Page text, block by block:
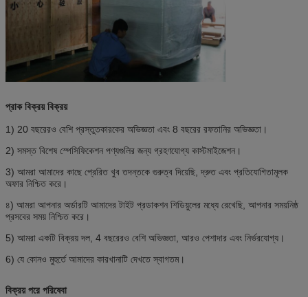
প্রাক বিক্রয় বিক্রয়
1) 20 বছরেরও বেশি প্রস্তুতকারকের অভিজ্ঞতা এবং 8 বছরের রফতানির অভিজ্ঞতা।
2) সমস্ত বিশেষ স্পেসিফিকেশন পণ্যগুলির জন্য গ্রহণযোগ্য কাস্টমাইজেশন।
3) আমরা আমাদের কাছে প্রেরিত খুব তদন্তকে গুরুত্ব দিয়েছি, দ্রুত এবং প্রতিযোগিতামূলক
অফার নিশ্চিত করে।
৪) আমরা আপনার অর্ডারটি আমাদের টাইট প্রডাকশন শিডিয়ুলের মধ্যে রেখেছি, আপনার সময়নিষ্ঠ
প্রসবের সময় নিশ্চিত করে।
5) আমরা একটি বিক্রয় দল, 4 বছরেরও বেশি অভিজ্ঞতা, আরও পেশাদার এবং নির্ভরযোগ্য।
6) যে কোনও মুহুর্তে আমাদের কারখানাটি দেখতে স্বাগতম।
বিক্রয় পরে পরিষেবা